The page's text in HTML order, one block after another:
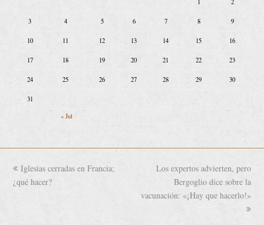
« Jul
1 2
3 4 5 6 7 8 9
10 11 12 13 14 15 16
17 18 19 20 21 22 23
24 25 26 27 28 29 30
31
previous
post:
Iglesias cerradas en Francia;
¿qué hacer?
next
post:
Los expertos advierten, pero
Bergoglio dice sobre la
vacunación: «¡Hay que hacerlo!»